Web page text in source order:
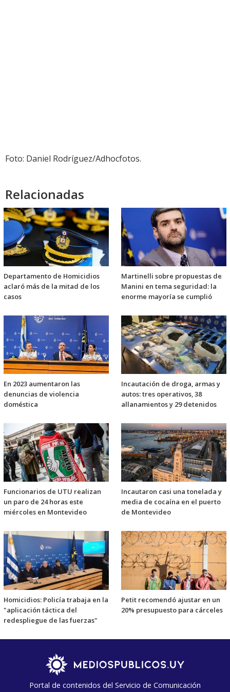
Foto: Daniel Rodríguez/Adhocfotos.
Relacionadas
Departamento de Homicidios
aclaró más de la mitad de los
casos
Martinelli sobre propuestas de
Manini en tema seguridad: la
enorme mayoría se cumplió
En 2023 aumentaron las
denuncias de violencia
doméstica
Incautación de droga, armas y
autos: tres operativos, 38
allanamientos y 29 detenidos
Funcionarios de UTU realizan
un paro de 24 horas este
miércoles en Montevideo
Incautaron casi una tonelada y
media de cocaína en el puerto
de Montevideo
Homicidios: Policía trabaja en la
"aplicación táctica del
redespliegue de las fuerzas"
Petit recomendó ajustar en un
20% presupuesto para cárceles
Portal de contenidos del Servicio de Comunicación